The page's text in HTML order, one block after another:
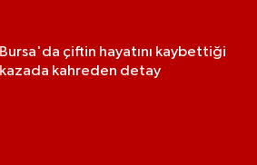
Bursa'da çiftin hayatını kaybettiği
kazada kahreden detay